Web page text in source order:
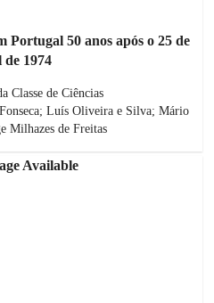
Portugal 50 anos após o 25 de
1974
Classe de Ciências
Luís Oliveira e Silva; Mário
Milhazes de Freitas